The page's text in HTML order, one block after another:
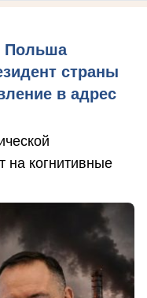
Польша
страны
в адрес
на когнитивные